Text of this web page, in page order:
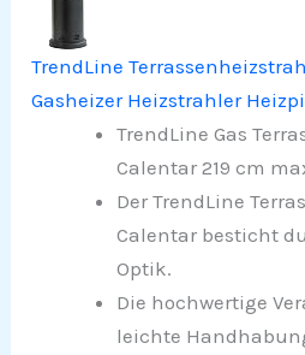
TrendLine
Gasheizer Heizstrahler
TrendLine Gas
Calentar 219 cm
Der TrendLine
Calentar besticht
Optik.
Die hochwertige
leichte